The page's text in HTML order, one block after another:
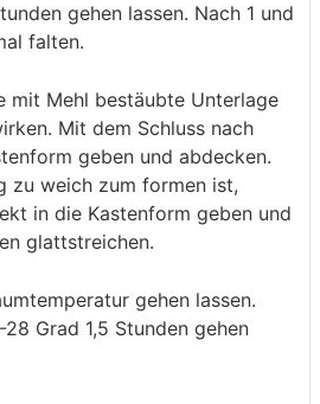
gehen lassen. Nach 1 und
falten.
mit Mehl bestäubte Unterlage
Mit dem Schluss nach
geben und abdecken.
zu weich zum formen ist,
in die Kastenform geben und
glattstreichen.
gehen lassen.
Grad 1,5 Stunden gehen